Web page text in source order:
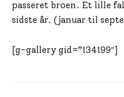
passeret broen. Et lille
sidste år. (januar til
[g-gallery gid=”134199″]